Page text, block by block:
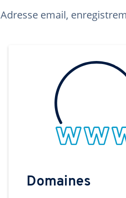
Adresse email,
Domaines